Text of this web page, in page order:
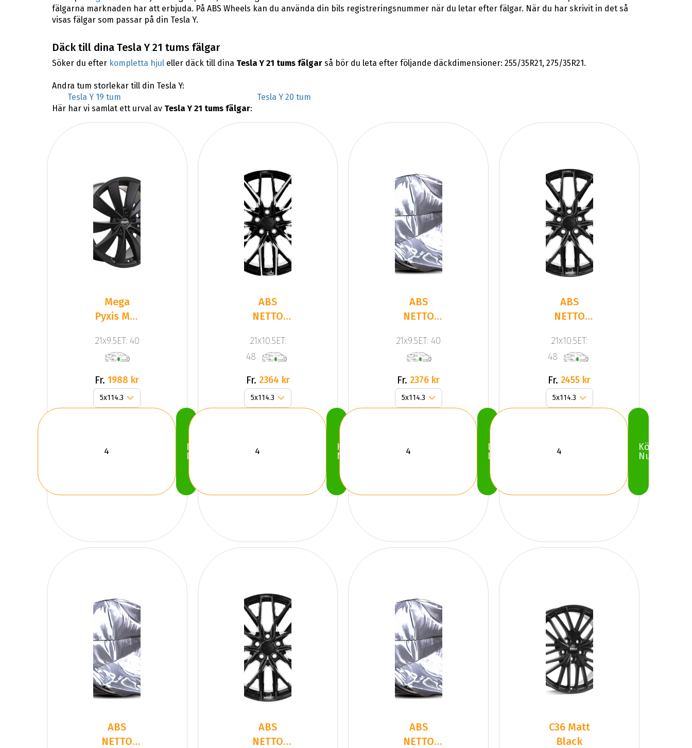
fälgarna marknaden har att erbjuda. På ABS Wheels kan du använda din bils registreringsnummer när du letar efter fälgar. När du har skrivit in det så
visas fälgar som passar på din Tesla Y.
Däck till dina Tesla Y 21 tums fälgar
Söker du efter kompletta hjuleller däck till dina Tesla Y 21 tums fälgarså bör du leta efter följande däckdimensioner: 255/35R21, 275/35R21.
Andra tum storlekar till din Tesla Y:
Tesla Y 19 tum
Tesla Y 20 tum
Här har vi samlat ett urval av Tesla Y 21 tums fälgar:
Mega
Pyxis Mat
21x9.5ET: 40
Fr. 1988 kr
Köp
Nu
ABS
NETTO
Black /
Polish
21x10.5ET:
48
Fr. 2364 kr
Köp
Nu
ABS
NETTO
GLOSS
BLACK
21x9.5ET: 40
Fr. 2376 kr
Köp
Nu
ABS
NETTO
Black
21x10.5ET:
48
Fr. 2455 kr
Köp
Nu
ABS
NETTO
ABS
NETTO
ABS
NETTO
C36 Matt
Black